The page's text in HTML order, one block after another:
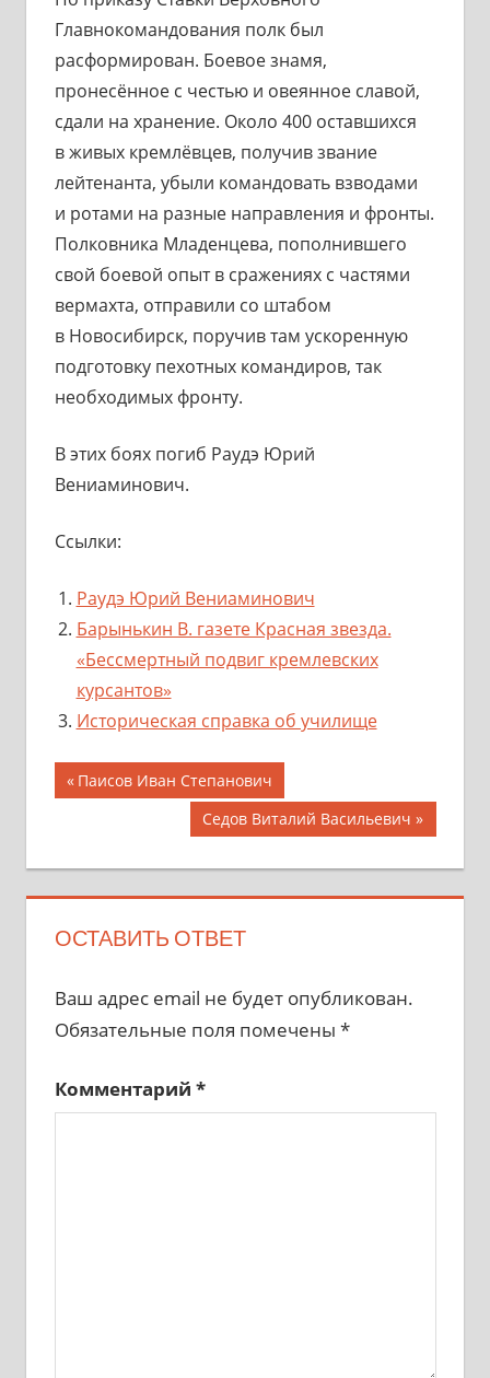
Главнокомандования полк был
расформирован. Боевое знамя,
пронесённое с честью и овеянное славой,
сдали на хранение. Около 400 оставшихся
в живых кремлёвцев, получив звание
лейтенанта, убыли командовать взводами
и ротами на разные направления и фронты.
Полковника Младенцева, пополнившего
свой боевой опыт в сражениях с частями
вермахта, отправили со штабом
в Новосибирск, поручив там ускоренную
подготовку пехотных командиров, так
необходимых фронту.
В этих боях погиб Раудэ Юрий
Вениаминович.
Ссылки:
Раудэ Юрий Вениаминович
Барынькин В. газете Красная звезда.
«Бессмертный подвиг кремлевских
курсантов»
Историческая справка об училище
Навигация
записям
Предыдущая
запись;
Паисов Иван Степанович
Следующая
запись:
Седов Виталий Васильевич
ОСТАВИТЬ ОТВЕТ
Ваш адрес email не будет опубликован.
Обязательные поля помечены *
Комментарий *